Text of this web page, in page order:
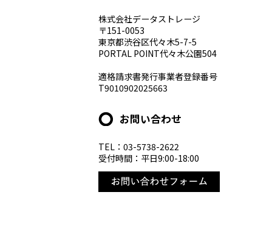
株式会社データストレージ
〒151-0053
東京都渋谷区代々木5-7-5
PORTAL POINT代々木公園504
適格請求書発行事業者登録番号
T9010902025663
お問い合わせ
TEL：03-5738-2622
受付時間：平日9:00-18:00